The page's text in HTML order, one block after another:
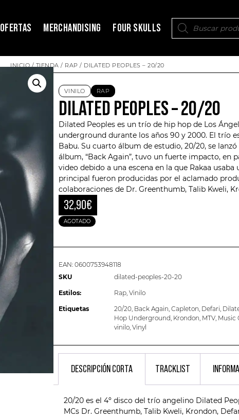
OFERTAS MERCHANDISING FOUR SKULLS
INICIO/TIENDA / RAP / DILATED PEOPLES – 20/20
VINILO RAP
DILATED PEOPLES – 20/20
Dilated Peopleses un trío de hip hop de Los
underground durante los años 90 y 2000. El trío
Babu. Su cuarto álbum de estudio, 20/20, se
álbum, “Back Again”, tuvo un fuerte impacto, en
video debido a una escena en la que Rakaa
principal fueron producidas por el aclamado
colaboraciones de Dr. Greenthumb, Talib Kweli,
32,90€
AGOTADO
EAN: 0600753948118
SKU
dilated-peoples-20-20
Estilos: Rap, Vinilo
Etiquetas 20/20, Back Again, Capleton, Defari,
Hop Underground, Krondon, MTV, Music
vinilo, Vinyl
DESCRIPCIÓN CORTA TRACKLIST
20/20 es el 4º disco del trío angelino Dilated
MCs Dr. Greenthumb, Talib Kweli, Krondon,